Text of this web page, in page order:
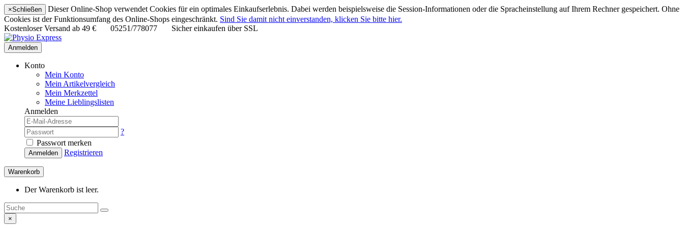
×Schließen
Dieser Online-Shop verwendet Cookies für ein optimales Einkaufserlebnis. Dabei werden beispielsweise die Session-Informationen oder die Spracheinstellung auf Ihrem Rechner gespeichert. Ohne
Cookies ist der Funktionsumfang des Online-Shops eingeschränkt. Sind Sie damit nicht einverstanden, klicken Sie bitte hier.
Kostenloser Versand ab 49 € 05251/778077 Sicher einkaufen über SSL
Anmelden
Konto
Mein Konto
Mein Artikelvergleich
Mein Merkzettel
Meine Lieblingslisten
Anmelden
?
Passwort merken
Anmelden Registrieren
Warenkorb
Der Warenkorb ist leer.
×